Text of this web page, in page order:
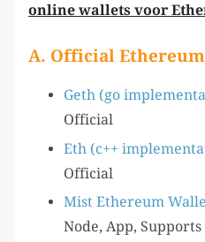
online wallets voor
A. Official
Geth (go
Official
Eth (c++
Official
Mist Ethereum
Node, App,